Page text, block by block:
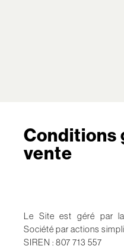
Conditions
vente
Le Site est géré par
Société par actions
SIREN : 807 713 557